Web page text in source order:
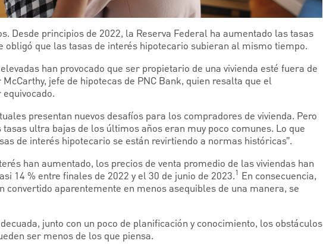
Desde principios de 2022, la Reserva Federal ha aumentado las tasas
obligó que las tasas de interés hipotecario subieran al mismo tiempo.
han provocado que ser propietario de una vivienda esté fuera de
jefe de hipotecas de PNC Bank, quien resalta que el
presentan nuevos desafíos para los compradores de vivienda. Pero
ultra bajas de los últimos años eran muy poco comunes. Lo que
de interés hipotecario se están revirtiendo a normas históricas”.
han aumentado, los precios de venta promedio de las viviendas han
14 % entre finales de 2022 y el 30 de junio de 2023.1 En consecuencia,
convertido aparentemente en menos asequibles de una manera, se
junto con un poco de planificación y conocimiento, los obstáculos
ser menos de los que piensa.